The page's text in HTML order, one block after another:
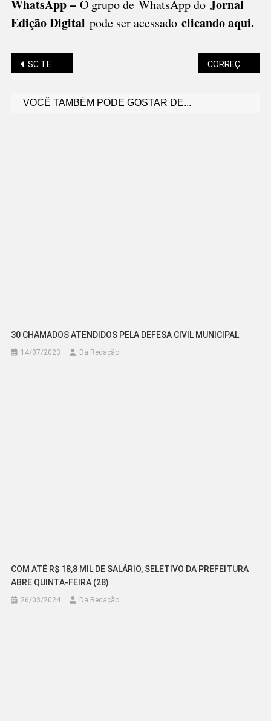
WhatsApp – O grupo de WhatsApp do Jornal
Edição Digital pode ser acessado clicando aqui.
Navegação
SC TEM 24 MIL DESABRIGADOS
VOCÊ TAMBÉM PODE GOSTAR DE...
30 CHAMADOS ATENDIDOS PELA DEFESA CIVIL MUNICIPAL
14/07/2023 Da Redação
COM ATÉ R$ 18,8 MIL DE SALÁRIO, SELETIVO DA PREFEITURA
ABRE QUINTA-FEIRA (28)
26/03/2024 Da Redação